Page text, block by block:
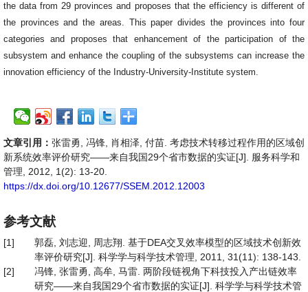
the data from 29 provinces and proposes that the efficiency is different of
the provinces and the areas. This paper divides the provinces into four
categories and proposes that enhancement of the participation of the
subsystem and enhance the coupling of the subsystems can increase the
innovation efficiency of the Industry-University-Institute system.
文章引用： 张雷勇, 冯锋, 肖相泽, 付苗. 考虑技术转移过程作用的区域创
新系统效率评价研究——来自我国29个省市数据的实证[J]. 服务科学和
管理, 2012, 1(2): 13-20.
https://dx.doi.org/10.12677/SSEM.2012.12003
参考文献
[1]
郭磊, 刘志迎, 周志翔. 基于DEA交叉效率模型的区域技术创新效
率评价研究[J]. 科学学与科学技术管理, 2011, 31(11): 138-143.
[2]
冯锋, 张雷勇, 高牟, 马雷. 两阶段链视角下科技投入产出链效率
研究——来自我国29个省市数据的实证[J]. 科学学与科学技术管